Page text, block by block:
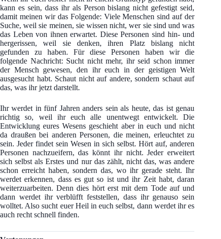
kann es sein, dass ihr als Person bislang nicht gefestigt seid,
damit meinen wir das Folgende: Viele Menschen sind auf der
Suche, weil sie meinen, sie wissen nicht, wer sie sind und was
das Leben von ihnen erwartet. Diese Personen sind hin- und
hergerissen, weil sie denken, ihren Platz bislang nicht
gefunden zu haben. Für diese Personen haben wir die
folgende Nachricht: Sucht nicht mehr, ihr seid schon immer
der Mensch gewesen, den ihr euch in der geistigen Welt
ausgesucht habt. Schaut nicht auf andere, sondern schaut auf
das, was ihr jetzt darstellt.
Ihr werdet in fünf Jahren anders sein als heute, das ist genau
richtig so, weil ihr euch alle unentwegt entwickelt. Die
Entwicklung eures Wesens geschieht aber in euch und nicht
da draußen bei anderen Personen, die meinen, erleuchtet zu
sein. Jeder findet sein Wesen in sich selbst. Hört auf, anderen
Personen nachzueifern, das könnt ihr nicht. Jeder erweitert
sich selbst als Erstes und nur das zählt, nicht das, was andere
schon erreicht haben, sondern das, wo ihr gerade steht. Ihr
werdet erkennen, dass es gut so ist und ihr Zeit habt, daran
weiterzuarbeiten. Denn dies hört erst mit dem Tode auf und
dann werdet ihr verblüfft feststellen, dass ihr genauso sein
wolltet. Also sucht euer Heil in euch selbst, dann werdet ihr es
auch recht schnell finden.